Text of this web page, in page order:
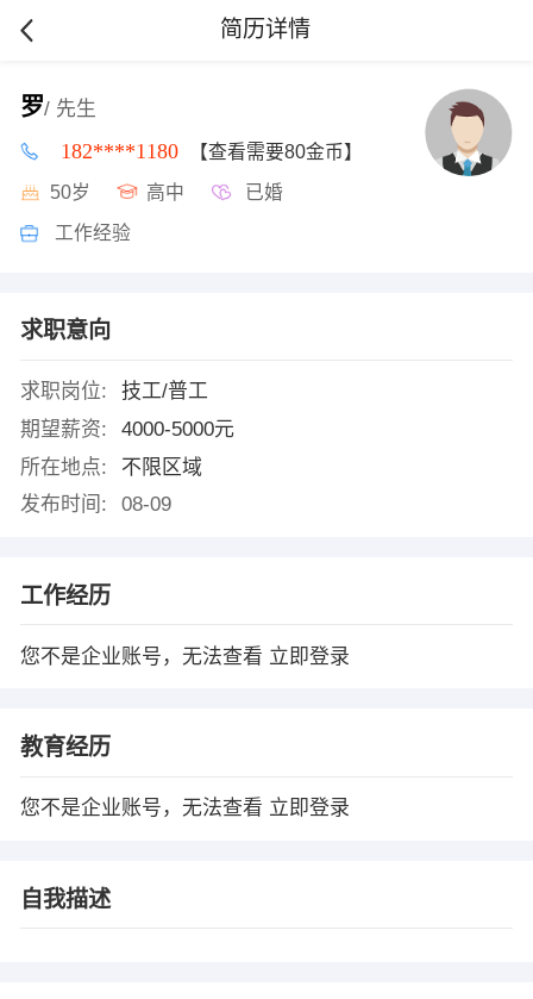
简历详情
罗/ 先生
182****1180 【查看需要80金币】
50岁 高中 已婚
工作经验
求职意向
求职岗位:
技工/普工
期望薪资:
4000-5000元
所在地点:
不限区域
发布时间:
08-09
工作经历
您不是企业账号，无法查看 立即登录
教育经历
您不是企业账号，无法查看 立即登录
自我描述